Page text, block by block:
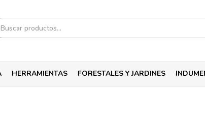
HERRAMIENTAS FORESTALES Y JARDINES